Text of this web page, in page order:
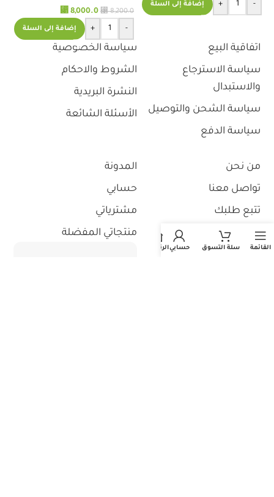
-
+ إضافة إلى السلة
⃁8,200.0
⃁ 8,000.0
-
+ إضافة إلى السلة
اتفاقية البيع
سياسة الاسترجاع
والاستبدال
سياسة الشحن والتوصيل
سياسة الدفع
سياسة الخصوصية
الشروط والاحكام
النشرة البريدية
الأسئلة الشائعة
من نحن
تواصل معنا
تتبع طلبك
استثمر معنا
المدونة
حسابي
مشترياتي
منتجاتي المفضلة
القائمة سلة التسوق حسابيالرئيسية